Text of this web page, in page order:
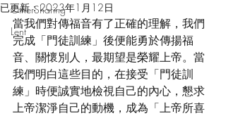
OtherSharing
Lent
已更新：2023年1月12日
當我們對傳福音有了正確的理解，我們
完成「門徒訓練」後便能勇於傳揚福
音、關懷別人，最期望是榮耀上帝。當
我們明白這些目的，在接受「門徒訓
練」時便誠實地檢視自己的內心，懇求
上帝潔淨自己的動機，成為「上帝所喜